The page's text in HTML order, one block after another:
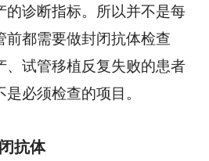
的诊断指标。所以并不是每
前都需要做封闭抗体检查
、试管移植反复失败的患者
必须检查的项目。
抗体